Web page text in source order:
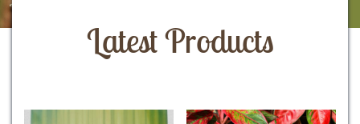
Latest Products